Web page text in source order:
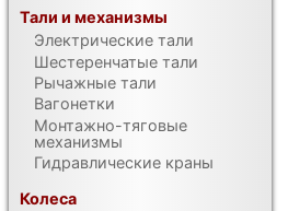
Тали и механизмы
Электрические тали
Шестеренчатые тали
Рычажные тали
Вагонетки
Монтажно-тяговые
механизмы
Гидравлические краны
Колеса